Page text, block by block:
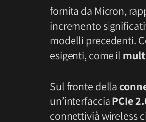
fornita da Micron,
incremento
modelli precedenti.
esigenti, come il
Sul fronte della
un’interfacciaPCIe
connettivià wireless